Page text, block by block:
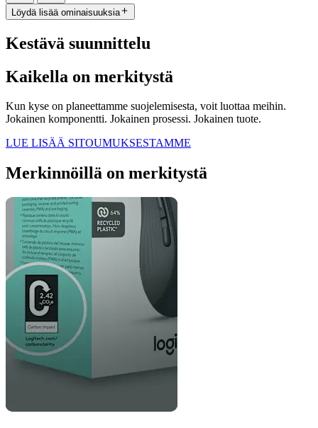
Löydä lisää ominaisuuksia
Kestävä suunnittelu
Kaikella on merkitystä
Kun kyse on planeettamme suojelemisesta, voit luottaa meihin.
Jokainen komponentti. Jokainen prosessi. Jokainen tuote.
LUE LISÄÄ SITOUMUKSESTAMME
Merkinnöillä on merkitystä